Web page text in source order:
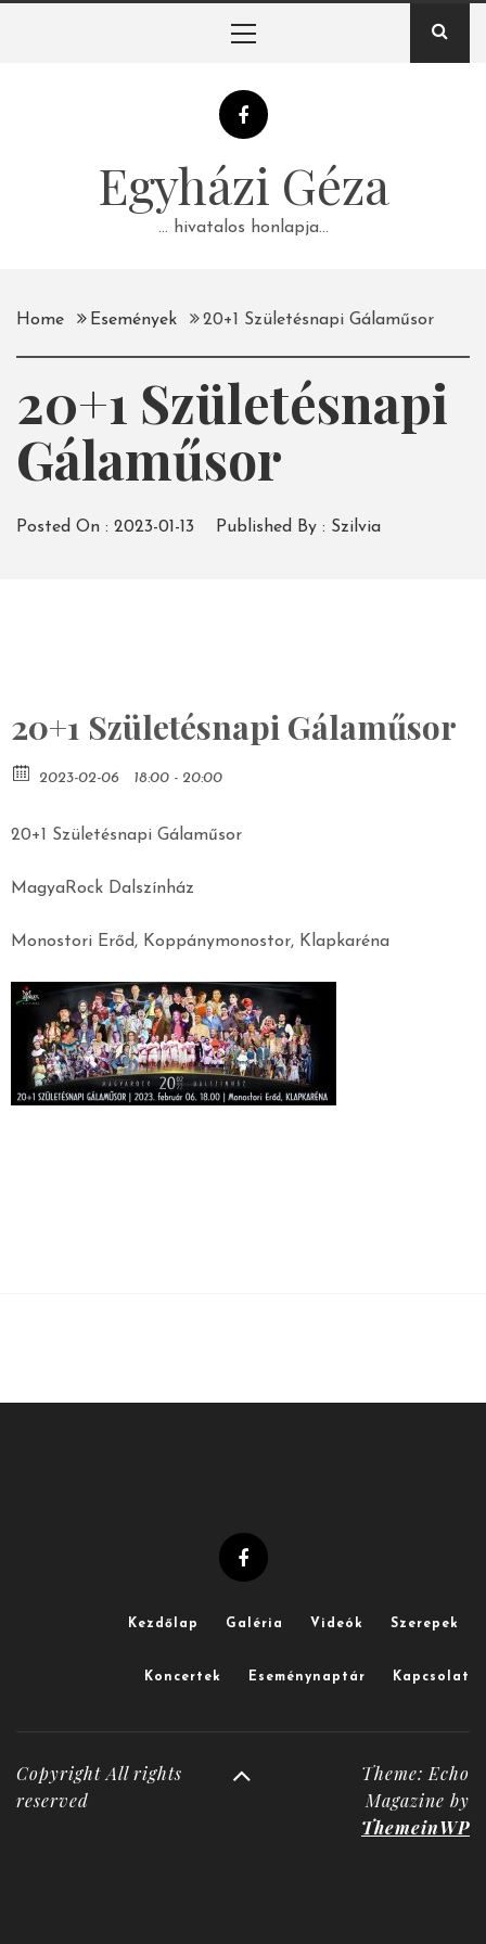
Egyházi Géza
… hivatalos honlapja…
Home Események 20+1 Születésnapi Gálaműsor
20+1 Születésnapi
Gálaműsor
Posted On : 2023-01-13 Published By : Szilvia
20+1 Születésnapi Gálaműsor
2023-02-06 18:00 - 20:00
20+1 Születésnapi Gálaműsor
MagyaRock Dalszínház
Monostori Erőd, Koppánymonostor, Klapkaréna
Kezdőlap Galéria Videók Szerepek
Koncertek Eseménynaptár Kapcsolat
Copyright All rights
reserved
Theme: Echo
Magazine by
ThemeinWP